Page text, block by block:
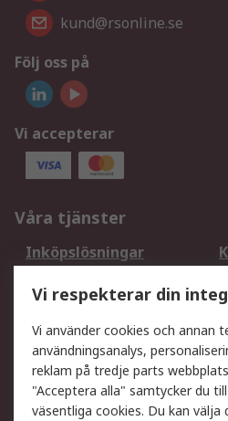
kund@rsonline.se
Följ oss på
Vi accepterar
Våra tjänster
Inköpslösningar
DesignSpark
Ditt lokala säljteam
Support
Få hjälp
Vi respekterar din
Vi använder cookies och annan
användningsanalys,
reklam på tredje parts
"Acceptera alla" samtycker du
väsentliga cookies. Du kan